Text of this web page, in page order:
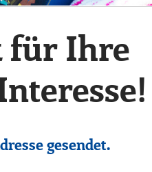
für Ihre
gesendet.